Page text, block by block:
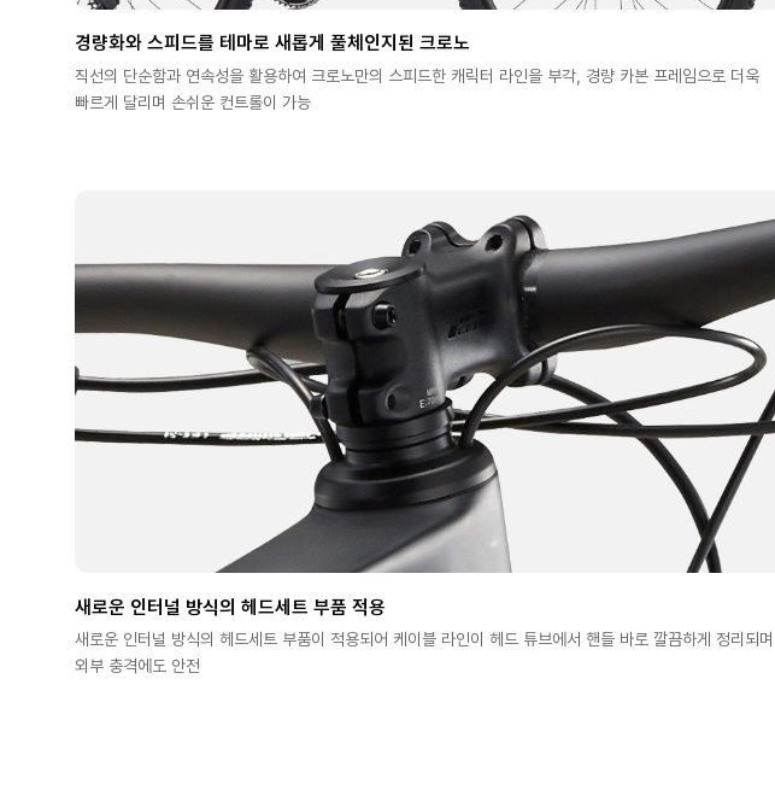
경량화와 스피드를 테마로 새롭게 풀체인지된 크로노
직선의 단순함과 연속성을 활용하여 크로노만의 스피드한 캐릭터 라인을 부각, 경량 카본 프레임으로 더욱
빠르게 달리며 손쉬운 컨트롤이 가능
새로운 인터널 방식의 헤드세트 부품 적용
새로운 인터널 방식의 헤드세트 부품이 적용되어 케이블 라인이 헤드 튜브에서 핸들 바로 깔끔하게 정리되며
외부 충격에도 안전